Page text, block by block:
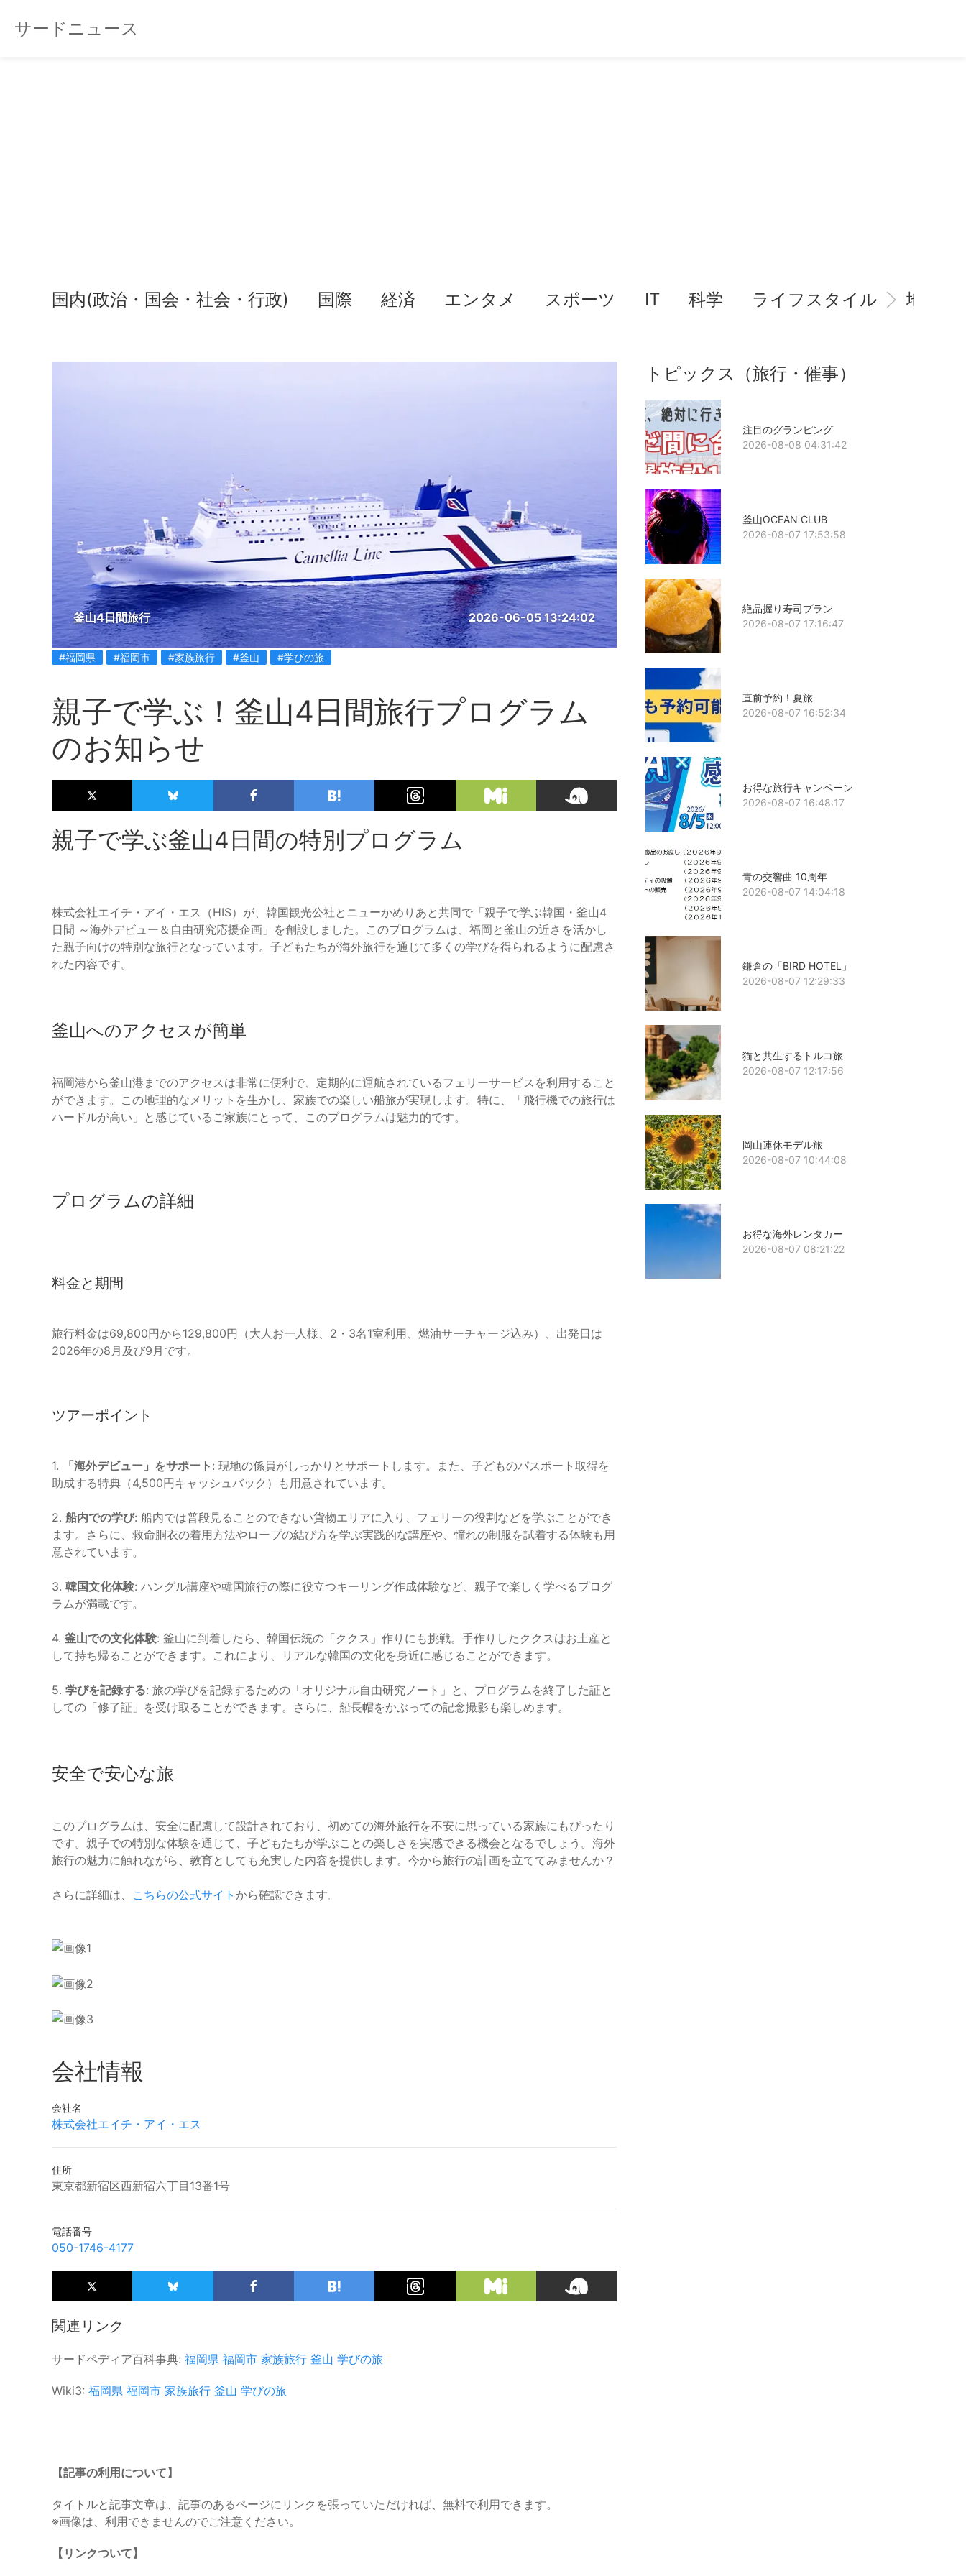
サードニュース
国内(政治・国会・社会・行政) 国際 経済 エンタメ スポーツ IT 科学 ライフスタイル 地域情
釜山4日間旅行 2026-06-05 13:24:02
#福岡県 #福岡市 #家族旅行 #釜山 #学びの旅
親子で学ぶ！釜山4日間旅行プログラム
のお知らせ
親子で学ぶ釜山4日間の特別プログラム
株式会社エイチ・アイ・エス（HIS）が、韓国観光公社とニューかめりあと共同で「親子で学ぶ韓国・釜山4
日間 ～海外デビュー＆自由研究応援企画」を創設しました。このプログラムは、福岡と釜山の近さを活かし
た親子向けの特別な旅行となっています。子どもたちが海外旅行を通じて多くの学びを得られるように配慮さ
れた内容です。
釜山へのアクセスが簡単
福岡港から釜山港までのアクセスは非常に便利で、定期的に運航されているフェリーサービスを利用すること
ができます。この地理的なメリットを生かし、家族での楽しい船旅が実現します。特に、「飛行機での旅行は
ハードルが高い」と感じているご家族にとって、このプログラムは魅力的です。
プログラムの詳細
料金と期間
旅行料金は69,800円から129,800円（大人お一人様、2・3名1室利用、燃油サーチャージ込み）、出発日は
2026年の8月及び9月です。
ツアーポイント
1. 「海外デビュー」をサポート : 現地の係員がしっかりとサポートします。また、子どものパスポート取得を
助成する特典（4,500円キャッシュバック）も用意されています。
2. 船内での学び: 船内では普段見ることのできない貨物エリアに入り、フェリーの役割などを学ぶことができ
ます。さらに、救命胴衣の着用方法やロープの結び方を学ぶ実践的な講座や、憧れの制服を試着する体験も用
意されています。
3. 韓国文化体験: ハングル講座や韓国旅行の際に役立つキーリング作成体験など、親子で楽しく学べるプログ
ラムが満載です。
4. 釜山での文化体験: 釜山に到着したら、韓国伝統の「ククス」作りにも挑戦。手作りしたククスはお土産と
して持ち帰ることができます。これにより、リアルな韓国の文化を身近に感じることができます。
5. 学びを記録する: 旅の学びを記録するための「オリジナル自由研究ノート」と、プログラムを終了した証と
しての「修了証」を受け取ることができます。さらに、船長帽をかぶっての記念撮影も楽しめます。
安全で安心な旅
このプログラムは、安全に配慮して設計されており、初めての海外旅行を不安に思っている家族にもぴったり
です。親子での特別な体験を通じて、子どもたちが学ぶことの楽しさを実感できる機会となるでしょう。海外
旅行の魅力に触れながら、教育としても充実した内容を提供します。今から旅行の計画を立ててみませんか？
さらに詳細は、 こちらの公式サイト から確認できます。
会社情報
会社名
株式会社エイチ・アイ・エス
住所
東京都新宿区西新宿六丁目13番1号
電話番号
050-1746-4177
関連リンク
サードペディア百科事典: 福岡県 福岡市 家族旅行 釜山 学びの旅
Wiki3: 福岡県 福岡市 家族旅行 釜山 学びの旅
トピックス（旅行・催事）
注目のグランピング
2026-08-08 04:31:42
釜山OCEAN CLUB
2026-08-07 17:53:58
絶品握り寿司プラン
2026-08-07 17:16:47
直前予約！夏旅
2026-08-07 16:52:34
お得な旅行キャンペーン
2026-08-07 16:48:17
青の交響曲 10周年
2026-08-07 14:04:18
鎌倉の「BIRD HOTEL」
2026-08-07 12:29:33
猫と共生するトルコ旅
2026-08-07 12:17:56
岡山連休モデル旅
2026-08-07 10:44:08
お得な海外レンタカー
2026-08-07 08:21:22
【記事の利用について】
タイトルと記事文章は、記事のあるページにリンクを張っていただければ、無料で利用できます。
※画像は、利用できませんのでご注意ください。
【リンクついて】